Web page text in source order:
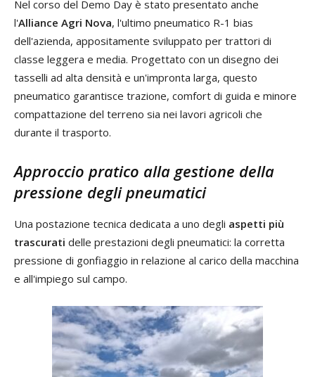
Nel corso del Demo Day è stato presentato anche
l'Alliance Agri Nova, l'ultimo pneumatico R-1 bias
dell'azienda, appositamente sviluppato per trattori di
classe leggera e media. Progettato con un disegno dei
tasselli ad alta densità e un'impronta larga, questo
pneumatico garantisce trazione, comfort di guida e minore
compattazione del terreno sia nei lavori agricoli che
durante il trasporto.
Approccio pratico alla gestione della
pressione degli pneumatici
Una postazione tecnica dedicata a uno degli aspetti più
trascurati delle prestazioni degli pneumatici: la corretta
pressione di gonfiaggio in relazione al carico della macchina
e all'impiego sul campo.